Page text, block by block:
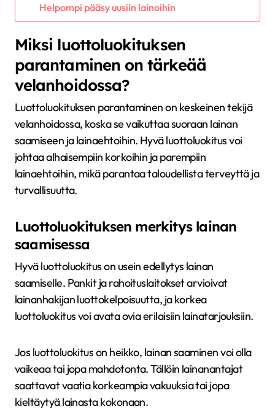
Helpompi pääsy uusiin lainoihin
Miksi luottoluokituksen
parantaminen on tärkeää
velanhoidossa?
Luottoluokituksen parantaminen on keskeinen tekijä
velanhoidossa, koska se vaikuttaa suoraan lainan
saamiseen ja lainaehtoihin. Hyvä luottoluokitus voi
johtaa alhaisempiin korkoihin ja parempiin
lainaehtoihin, mikä parantaa taloudellista terveyttä ja
turvallisuutta.
Luottoluokituksen merkitys lainan
saamisessa
Hyvä luottoluokitus on usein edellytys lainan
saamiselle. Pankit ja rahoituslaitokset arvioivat
lainanhakijan luottokelpoisuutta, ja korkea
luottoluokitus voi avata ovia erilaisiin lainatarjouksiin.
Jos luottoluokitus on heikko, lainan saaminen voi olla
vaikeaa tai jopa mahdotonta. Tällöin lainanantajat
saattavat vaatia korkeampia vakuuksia tai jopa
kieltäytyä lainasta kokonaan.